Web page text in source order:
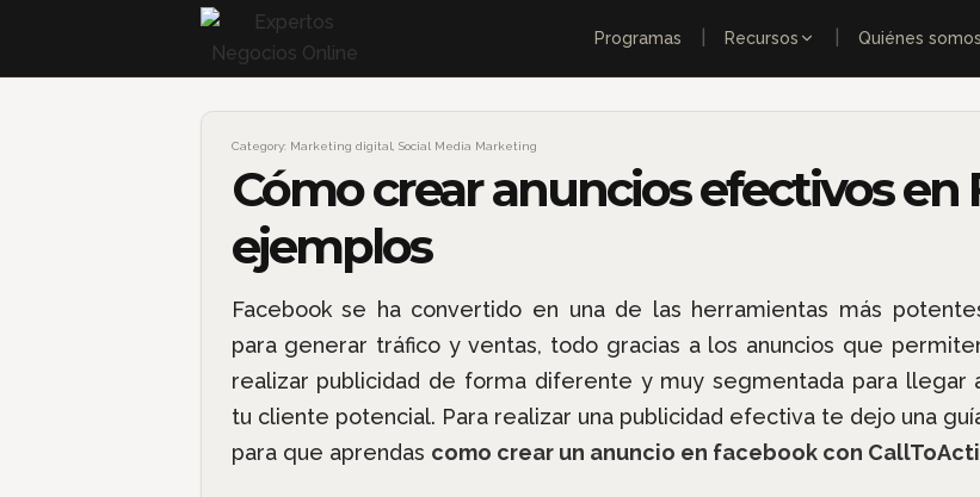
Programas Recursos Quiénes somos
Category: Marketing digital Social Media Marketing
Cómo crear anuncios efectivos en
ejemplos
Facebook se ha convertido en una de las herramientas más
para generar tráfico y ventas, todo gracias a los anuncios que
realizar publicidad de forma diferente y muy segmentada para llegar
tu cliente potencial. Para realizar una publicidad efectiva te dejo una
para que aprendas como crear un anuncio en facebook con